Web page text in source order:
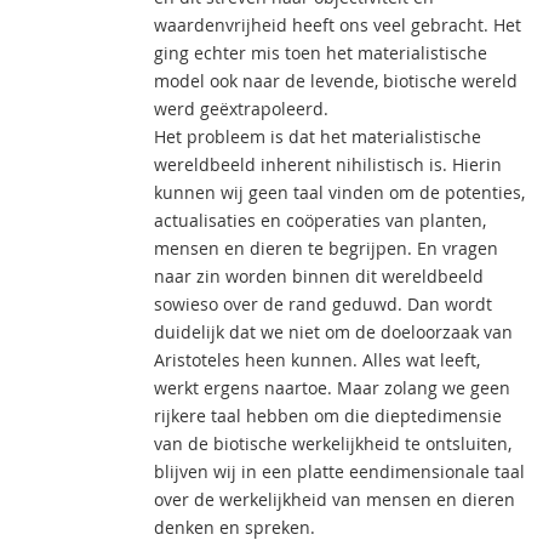
waardenvrijheid heeft ons veel gebracht. Het
ging echter mis toen het materialistische
model ook naar de levende, biotische wereld
werd geëxtrapoleerd.
Het probleem is dat het materialistische
wereldbeeld inherent nihilistisch is. Hierin
kunnen wij geen taal vinden om de potenties,
actualisaties en coöperaties van planten,
mensen en dieren te begrijpen. En vragen
naar zin worden binnen dit wereldbeeld
sowieso over de rand geduwd. Dan wordt
duidelijk dat we niet om de doeloorzaak van
Aristoteles heen kunnen. Alles wat leeft,
werkt ergens naartoe. Maar zolang we geen
rijkere taal hebben om die dieptedimensie
van de biotische werkelijkheid te ontsluiten,
blijven wij in een platte eendimensionale taal
over de werkelijkheid van mensen en dieren
denken en spreken.